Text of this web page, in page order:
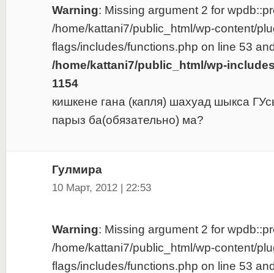
Warning: Missing argument 2 for
/home/kattani7/public_html/wp-content/
flags/includes/functions.php on line 53
/home/kattani7/public_html/wp-
1154
кишкене гана (капля) шахуад шыкса
парыз ба(обязательно) ма?
Гулмира
10 Март, 2012 | 22:53
Warning: Missing argument 2 for
/home/kattani7/public_html/wp-content/
flags/includes/functions.php on line 53